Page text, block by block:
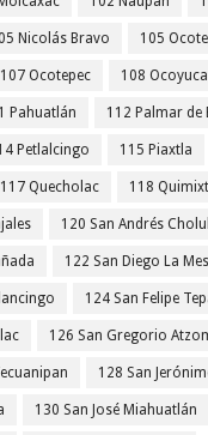
Nicolás Bravo 105
107 Ocotepec 108
Pahuatlán 112 Palmar de
Petlalcingo 115 Piaxtla
117 Quecholac 118
120 San Andrés
122 San Diego La
124 San Felipe
126 San Gregorio
128 San
130 San José Miahuatlán